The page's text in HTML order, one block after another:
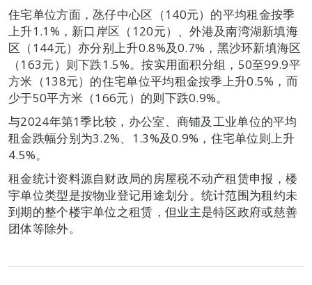
住宅单位方面，氹仔中心区（140元）的平均租金按季
上升1.1%，新口岸区（120元）、外港及南湾湖新填海
区（144元）亦分别上升0.8%及0.7%，黑沙环新填海区
（163元）则下跌1.5%。按实用面积分组，50至99.9平
方米（138元）的住宅单位平均租金按季上升0.5%，而
少于50平方米（166元）的则下跌0.9%。
与2024年第1季比较，办公室、商铺及工业单位的平均
租金跌幅分别为3.2%、1.3%及0.9%，住宅单位则上升
4.5%。
租金统计资料源自财政局的房屋税不动产租赁申报，楼
宇单位类型是按物业登记用途划分。统计范围为租约未
到期的整个楼宇单位之租赁，但业主是特区政府或慈善
团体等除外。